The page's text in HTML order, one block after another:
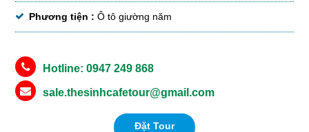
Phương tiện : Ô tô giường năm
Hotline: 0947 249 868
sale.thesinhcafetour@gmail.com
Đặt Tour